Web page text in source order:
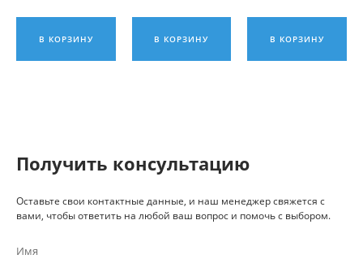
В КОРЗИНУ В КОРЗИНУ В КОРЗИНУ
Получить консультацию
Оставьте свои контактные данные, и наш менеджер свяжется с
вами, чтобы ответить на любой ваш вопрос и помочь с выбором.
Имя